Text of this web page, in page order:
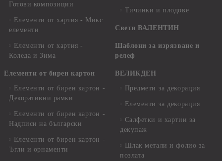
Готови композиции
Елементи от хартия - Микс
елементи
Елементи от хартия -
Коледа и Зима
Елементи от бирен картон
Елементи от бирен картон -
Декоративни рамки
Елементи от бирен картон -
Надписи на български
Елементи от бирен картон -
Ъгли и орнаменти
Тичинки и плодове
Свети ВАЛЕНТИН
Шаблони за изрязване и
релеф
ВЕЛИКДЕН
Предмети за декорация
Елементи за декорация
Салфетки и хартии за
декупаж
Шлак метали и фолио за
позлата